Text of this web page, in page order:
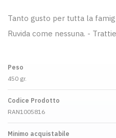
Tanto gusto per tutta la
Ruvida come nessuna. -
Peso
450 gr.
Codice Prodotto
RAN1005816
Minimo acquistabile